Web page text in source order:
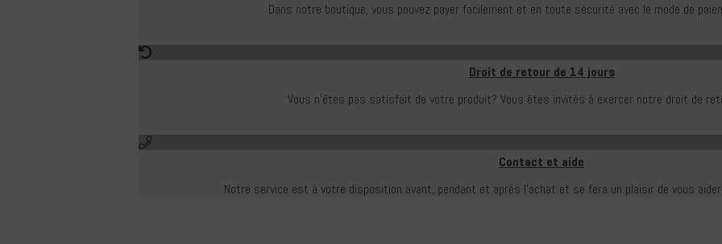
Dans notre boutique, vous pouvez payer facilement et en toute sécurité avec le mode de
Droit de retour de 14 jours
Vous n'êtes pas satisfait de votre produit? Vous êtes invités à exercer notre droit de
Contact et aide
Notre service est à votre disposition avant, pendant et après l'achat et se fera un plaisir de vous